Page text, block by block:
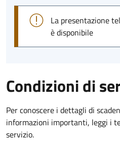
La presentazione
è disponibile
Condizioni di
Per conoscere i dettagli di
informazioni importanti, leggi i
servizio.